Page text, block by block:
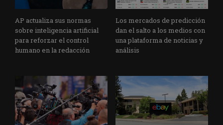
AP actualiza sus normas
sobre inteligencia artificial
para reforzar el control
humano en la redacción
Los mercados de predicción
dan el salto a los medios con
una plataforma de noticias y
análisis